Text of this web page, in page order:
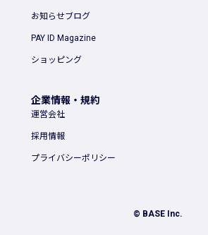
お知らせブログ
PAY ID Magazine
ショッピング
企業情報・規約
運営会社
採用情報
プライバシーポリシー
© BASE Inc.